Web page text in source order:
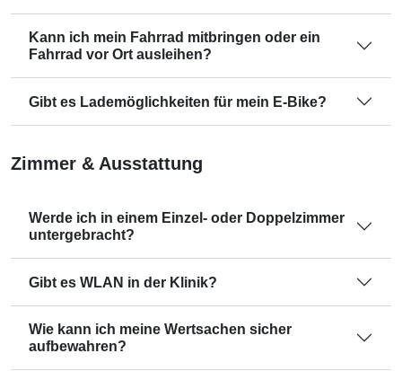
Kann ich mein Fahrrad mitbringen oder ein
Fahrrad vor Ort ausleihen?
Gibt es Lademöglichkeiten für mein E-Bike?
Zimmer & Ausstattung
Werde ich in einem Einzel- oder Doppelzimmer
untergebracht?
Gibt es WLAN in der Klinik?
Wie kann ich meine Wertsachen sicher
aufbewahren?